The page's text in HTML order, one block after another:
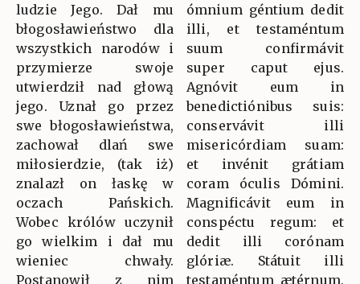
ludzie Jego. Dał mu
błogosławieństwo dla
wszystkich narodów i
przymierze swoje
utwierdził nad głową
jego. Uznał go przez
swe błogosławieństwa,
zachował dlań swe
miłosierdzie, (tak iż)
znalazł on łaskę w
oczach Pańskich.
Wobec królów uczynił
go wielkim i dał mu
wieniec chwały.
Postanowił z nim
ómnium géntium dedit
illi, et testaméntum
suum confirmávit
super caput ejus.
Agnóvit eum in
benedictiónibus suis:
conservávit illi
misericórdiam suam:
et invénit grátiam
coram óculis Dómini.
Magnificávit eum in
conspéctu regum: et
dedit illi corónam
glóriæ. Státuit illi
testaméntum ætérnum,